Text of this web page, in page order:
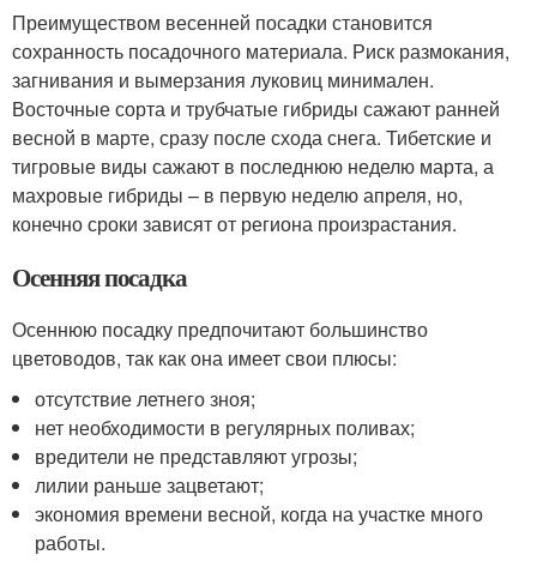
Преимуществом весенней посадки становится
сохранность посадочного материала. Риск размокания,
загнивания и вымерзания луковиц минимален.
Восточные сорта и трубчатые гибриды сажают ранней
весной в марте, сразу после схода снега. Тибетские и
тигровые виды сажают в последнюю неделю марта, а
махровые гибриды – в первую неделю апреля, но,
конечно сроки зависят от региона произрастания.
Осенняя посадка
Осеннюю посадку предпочитают большинство
цветоводов, так как она имеет свои плюсы:
отсутствие летнего зноя;
нет необходимости в регулярных поливах;
вредители не представляют угрозы;
лилии раньше зацветают;
экономия времени весной, когда на участке много
работы.